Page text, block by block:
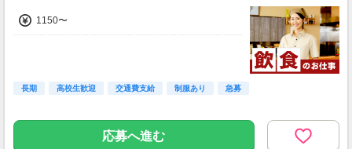
1150〜
長期 高校生歓迎 交通費支給 制服あり 急募
応募へ進む